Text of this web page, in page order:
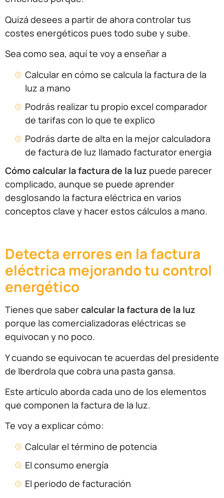
Quizá desees a partir de ahora controlar tus
costes energéticos pues todo sube y sube.
Sea como sea, aquí te voy a enseñar a
Calcular en cómo se calcula la factura de la
luz a mano
Podrás realizar tu propio excel comparador
de tarifas con lo que te explico
Podrás darte de alta en la mejor calculadora
de factura de luz llamado facturator energia
Cómo calcular la factura de la luz puede parecer
complicado, aunque se puede aprender
desglosando la factura eléctrica en varios
conceptos clave y hacer estos cálculos a mano.
Detecta errores en la factura
eléctrica mejorando tu control
energético
Tienes que sabercalcular la factura de la luz
porque las comercializadoras eléctricas se
equivocan y no poco.
Y cuando se equivocan te acuerdas del presidente
de Iberdrola que cobra una pasta gansa.
Este artículo aborda cada uno de los elementos
que componen la factura de la luz.
Te voy a explicar cómo:
Calcular el término de potencia
El consumo energía
El periodo de facturación